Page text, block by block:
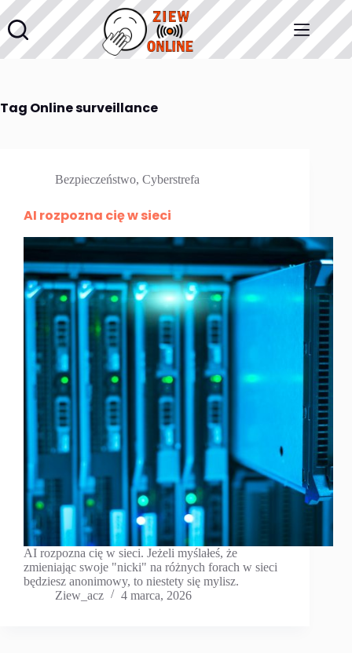
Przejdź
do
treści
Tag Online surveillance
Bezpieczeństwo, Cyberstrefa
AI rozpozna cię w sieci
AI rozpozna cię w sieci. Jeżeli myślałeś, że
zmieniając swoje "nicki" na różnych forach w sieci
będziesz anonimowy, to niestety się mylisz.
Ziew_acz
4 marca, 2026